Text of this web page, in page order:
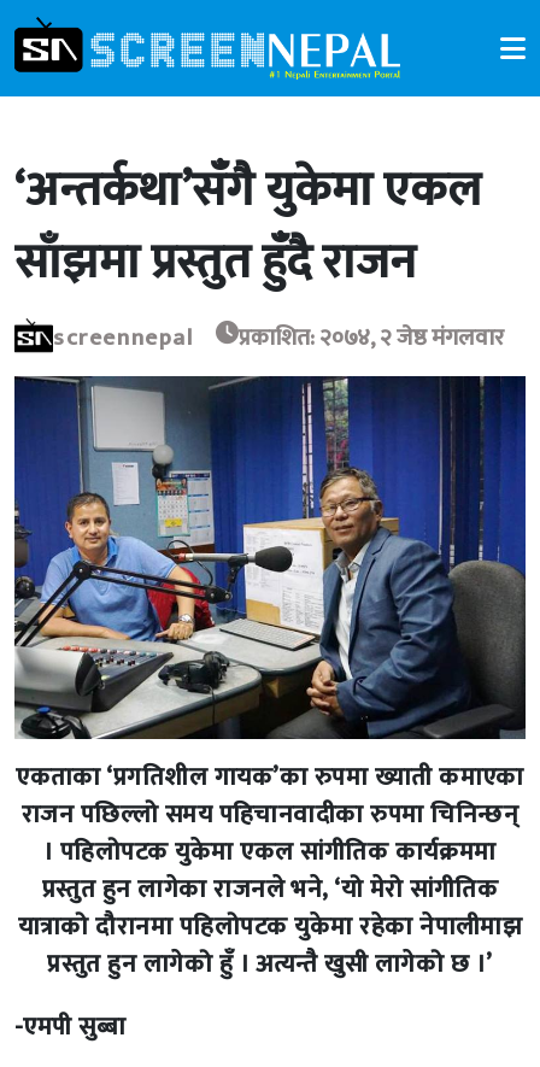
‘अन्तर्कथा’सँगै युकेमा एकल
साँझमा प्रस्तुत हुँदै राजन
screennepal प्रकाशित: २०७४, २ जेष्ठ मंगलवार
एकताका ‘प्रगतिशील गायक’का रुपमा ख्याती कमाएका
राजन पछिल्लो समय पहिचानवादीका रुपमा चिनिन्छन्
। पहिलोपटक युकेमा एकल सांगीतिक कार्यक्रममा
प्रस्तुत हुन लागेका राजनले भने, ‘यो मेरो सांगीतिक
यात्राको दौरानमा पहिलोपटक युकेमा रहेका नेपालीमाझ
प्रस्तुत हुन लागेको हुँ । अत्यन्तै खुसी लागेको छ ।’
-एमपी सुब्बा